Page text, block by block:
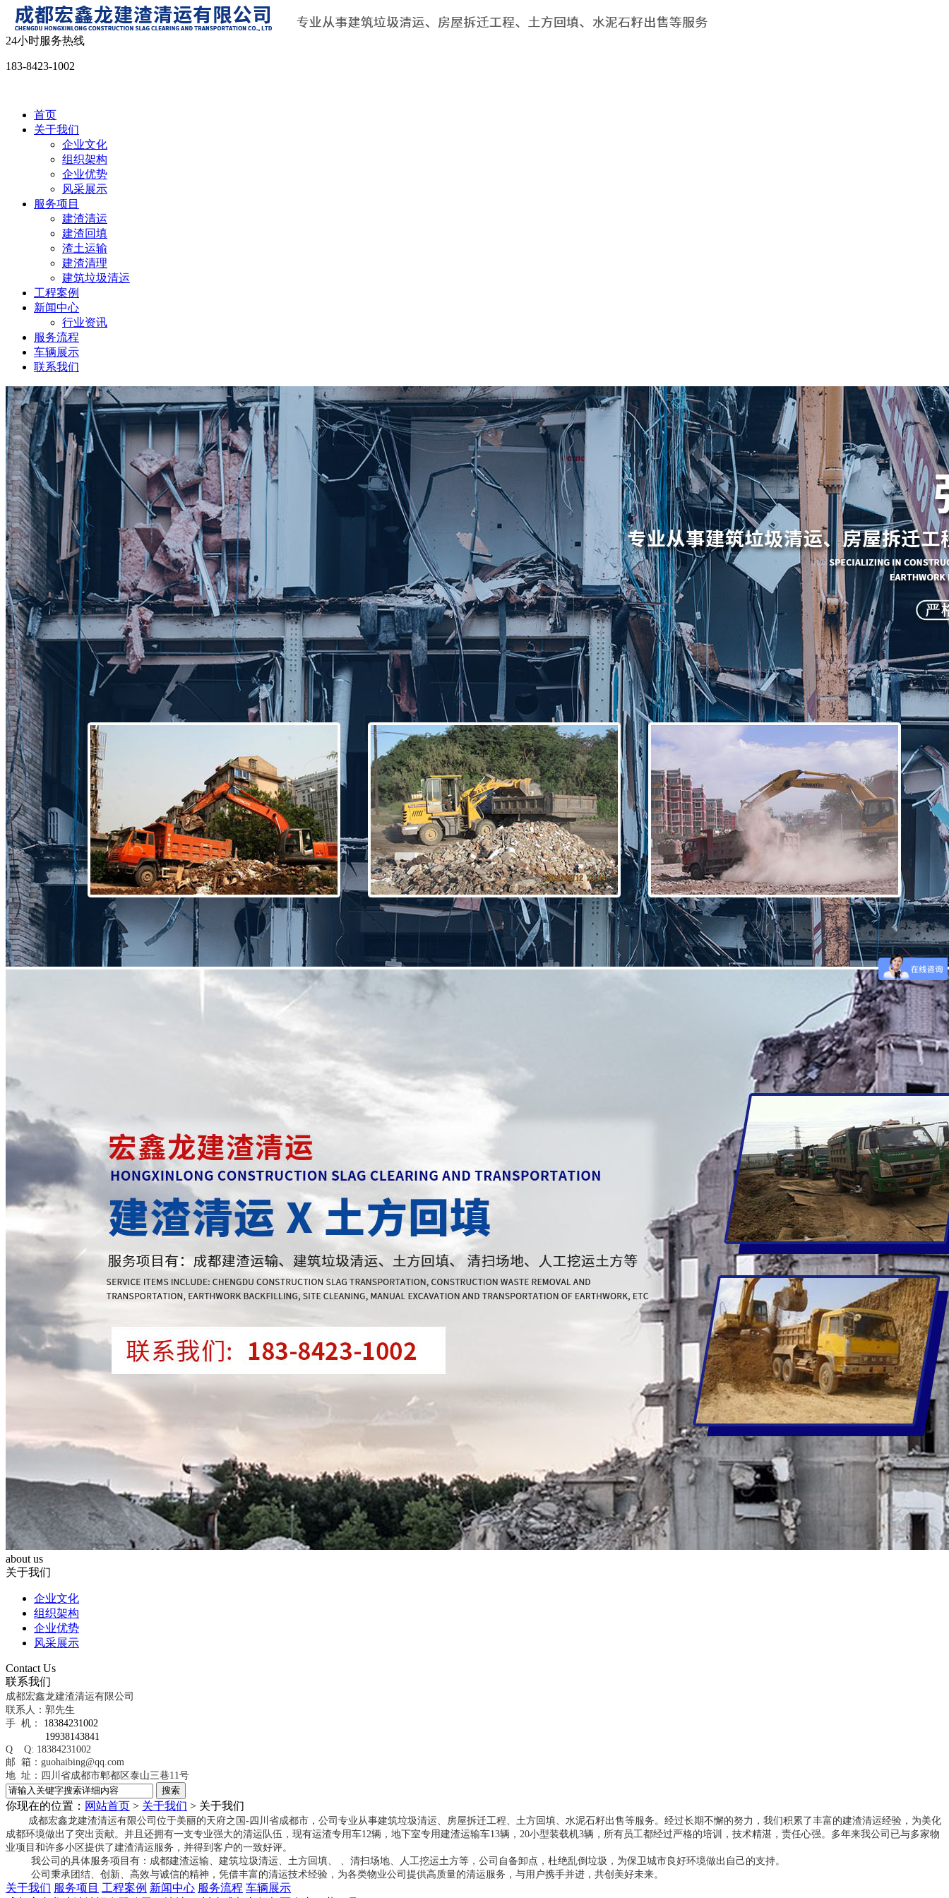
24小时服务热线
183-8423-1002
首页
关于我们
企业文化
组织架构
企业优势
风采展示
服务项目
建渣清运
建渣回填
渣土运输
建渣清理
建筑垃圾清运
工程案例
新闻中心
行业资讯
服务流程
车辆展示
联系我们
about us
关于我们
企业文化
组织架构
企业优势
风采展示
Contact Us
联系我们
成都宏鑫龙建渣清运有限公司
联系人：郭先生
手 机：
18384231002
19938143841
Q Q: 18384231002
邮 箱：guohaibing@qq.com
地 址：四川省成都市郫都区泰山三巷11号
你现在的位置： 网站首页 > 关于我们 > 关于我们
成都宏鑫龙建渣清运有限公司位于美丽的天府之国-四川省成都市，公司专业从事建筑垃圾清运、房屋拆迁工程、土方回填、水泥石籽出售等服务。经过长期不懈的努力，我们积累了丰富的建渣清运经验，为美化
成都环境做出了突出贡献。并且还拥有一支专业强大的清运队伍，现有运渣专用车12辆，地下室专用建渣运输车13辆，20小型装载机3辆，所有员工都经过严格的培训，技术精湛，责任心强。多年来我公司已与多家物
业项目和许多小区提供了建渣清运服务，并得到客户的一致好评。
我公司的具体服务项目有：成都建渣运输、建筑垃圾清运、土方回填、 、清扫场地、人工挖运土方等，公司自备卸点，杜绝乱倒垃圾，为保卫城市良好环境做出自己的支持。
公司秉承团结、创新、高效与诚信的精神，凭借丰富的清运技术经验，为各类物业公司提供高质量的清运服务，与用户携手并进，共创美好未来。
关于我们 服务项目 工程案例 新闻中心 服务流程 车辆展示